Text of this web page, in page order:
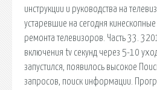
инструкции и руководства на
устаревшие на сегодня
ремонта телевизоров. Часть 33.
включения tv секунд через 5-10
запустился, появилось высокое
запросов, поиск информации.